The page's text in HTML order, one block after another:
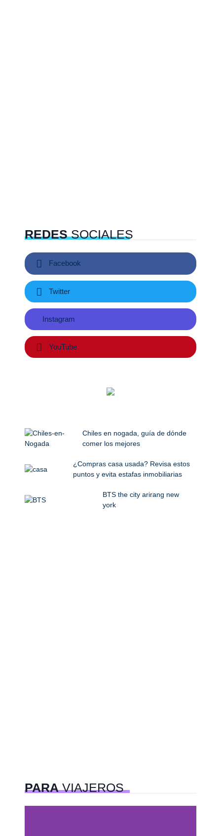
REDESSOCIALES
Facebook
Twitter
Instagram
YouTube
Chiles en nogada, guía de dónde
comer los mejores
¿Compras casa usada? Revisa estos
puntos y evita estafas inmobiliarias
BTS the city arirang new
york
PARAVIAJEROS